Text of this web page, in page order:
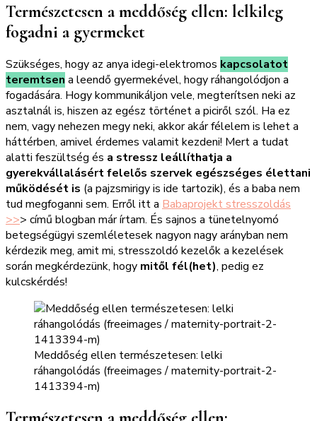
Természetesen a meddőség ellen: lelkileg
fogadni a gyermeket
Szükséges, hogy az anya idegi-elektromos kapcsolatot
teremtsen a leendő gyermekével, hogy ráhangolódjon a
fogadására. Hogy kommunikáljon vele, megterítsen neki az
asztalnál is, hiszen az egész történet a piciről szól. Ha ez
nem, vagy nehezen megy neki, akkor akár félelem is lehet a
háttérben, amivel érdemes valamit kezdeni! Mert a tudat
alatti feszültség és a stressz leállíthatja a
gyerekvállalásért felelős szervek egészséges élettani
működését is (a pajzsmirigy is ide tartozik), és a baba nem
tud megfoganni sem. Erről itt a Babaprojekt stresszoldás
>>> című blogban már írtam. És sajnos a tünetelnyomó
betegségügyi szemléletesek nagyon nagy arányban nem
kérdezik meg, amit mi, stresszoldó kezelők a kezelések
során megkérdezünk, hogy mitől fél(het), pedig ez
kulcskérdés!
Meddőség ellen természetesen: lelki
ráhangolódás (freeimages / maternity-portrait-2-
1413394-m)